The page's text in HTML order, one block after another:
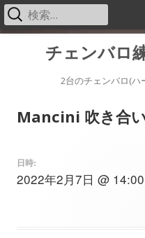
チェンバロ
2台のチェンバロ(ハ
メ
検
索:
Mancini 吹き合
日時:
2022年2月7日 @